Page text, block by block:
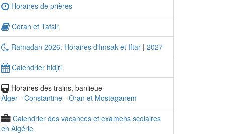
Horaires de prières
Coran et Tafsir
Ramadan 2026: Horaires d'Imsak et Iftar | 2027
Calendrier hidjri
Horaires des trains, banlieue
Alger - Constantine - Oran et Mostaganem
Calendrier des vacances et examens scolaires
en Algérie